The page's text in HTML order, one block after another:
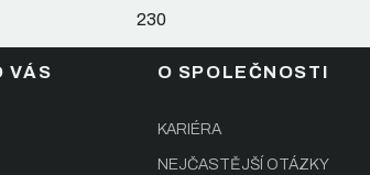
230
VÁS O SPOLEČNOSTI
KARIÉRA
NEJČASTĚJŠÍ OTÁZKY